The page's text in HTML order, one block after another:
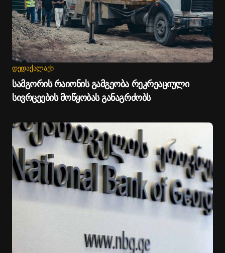
ᲓᲔᲓᲐᲥᲐᲚᲐᲥᲘ
სამგორის რაიონის გამგეობა რეკრეაციული
სივრცეების მოწყობას განაგრძობს